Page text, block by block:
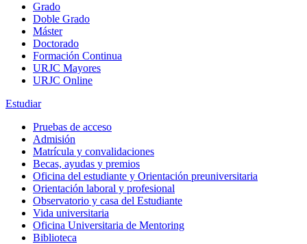
Grado
Doble Grado
Máster
Doctorado
Formación Continua
URJC Mayores
URJC Online
Estudiar
Pruebas de acceso
Admisión
Matrícula y convalidaciones
Becas, ayudas y premios
Oficina del estudiante y Orientación preuniversitaria
Orientación laboral y profesional
Observatorio y casa del Estudiante
Vida universitaria
Oficina Universitaria de Mentoring
Biblioteca